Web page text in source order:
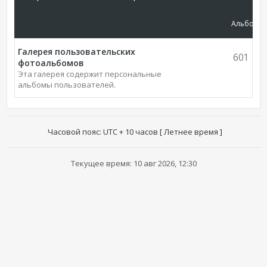
Альбомы
Галерея пользовательских
фотоальбомов
Эта галерея содержит персональные
альбомы пользователей.
601
Часовой пояс: UTC + 10 часов [ Летнее время ]
Текущее время: 10 авг 2026, 12:30